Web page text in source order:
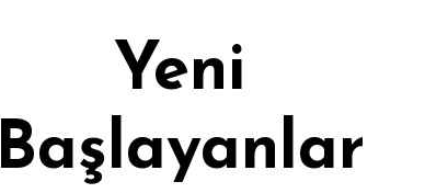
Yeni
Başlayanlar